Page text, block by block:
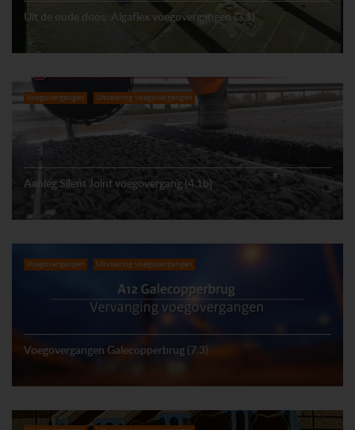
Uit de oude doos: Algaflex voegovergangen (3.1)
Voegovergangen Uitvoering voegovergangen
Aanleg Silent Joint voegovergang (4.1b)
Voegovergangen Uitvoering voegovergangen
Voegovergangen Galecopperbrug (7.3)